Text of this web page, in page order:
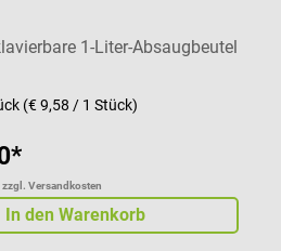
1-Liter-Absaugbeutel
(€ 9,58 / 1 Stück)
zzgl. Versandkosten
In den Warenkorb